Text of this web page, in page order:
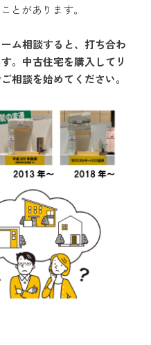
とがあります。
ム相談すると、打ち合わ
。中古住宅を購入してリ
相談を始めてください。